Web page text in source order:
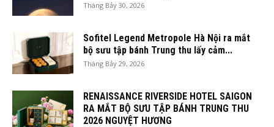
Tháng Bảy 30, 2026
Sofitel Legend Metropole Hà Nội ra mắt
bộ sưu tập bánh Trung thu lấy cảm...
Tháng Bảy 29, 2026
RENAISSANCE RIVERSIDE HOTEL SAIGON
RA MẮT BỘ SƯU TẬP BÁNH TRUNG THU
2026 NGUYỆT HƯƠNG